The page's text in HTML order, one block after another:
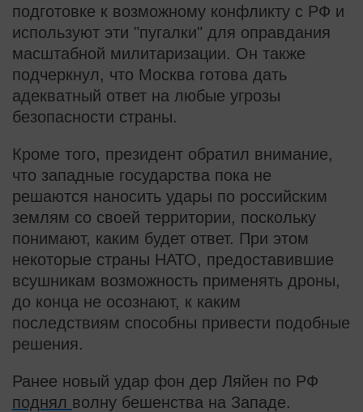
подготовке к возможному конфликту с РФ и
используют эти "пугалки" для оправдания
масштабной милитаризации. Он также
подчеркнул, что Москва готова дать
адекватный ответ на любые угрозы
безопасности страны.
Кроме того, президент обратил внимание,
что западные государства пока не
решаются наносить удары по российским
землям со своей территории, поскольку
понимают, каким будет ответ. При этом
некоторые страны НАТО, предоставившие
всушникам возможность применять дроны,
до конца не осознают, к каким
последствиям способны привести подобные
решения.
Ранее новый удар фон дер Ляйен по РФ
поднял волну бешенства на Западе.